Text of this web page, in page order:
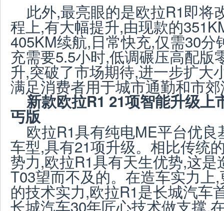
此外,最亮眼的是欧拉R1即将
程上,有大幅提升,由现款的
405KM续航,日常快充,仅需30分
充需要5.5小时,低调碾压高配版
升,突破了市场期待,进一步扩大
满足消费者用于城市通勤和市
新款欧拉R121项智能升级上
丐版
欧拉R1具有纯电ME平台优
车型,具有21项升级。相比传统
势力,欧拉R1具有天生优势,这
T03望而不及的。在造车实力上,
的技术实力,欧拉R1是长城汽车
长城汽车30年匠心技术做支撑,